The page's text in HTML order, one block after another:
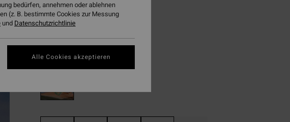
SALE
DOPPELTER RABATT EXTRA 25%
FarbeMulti
bedürfen, annehmen oder ablehnen
(z. B. bestimmte Cookies zur Messung
und Datenschutzrichtlinie
Alle Cookies akzeptieren